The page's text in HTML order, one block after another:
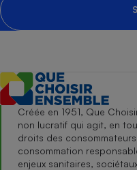
Créée en 1951, Que
non lucratif qui agit, en
droits des
consommation
enjeux sanitaires,